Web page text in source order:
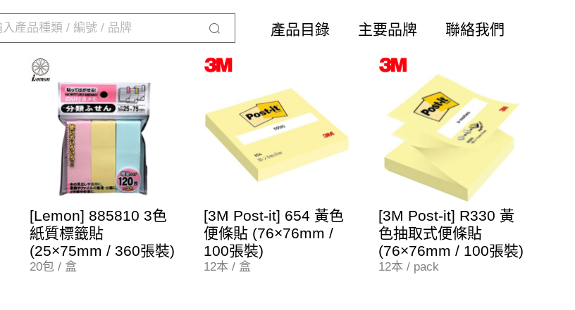
產品目錄 主要品牌 聯絡我們
[Lemon] 885810 3色
紙質標籤貼
(25×75mm / 360張裝)
20包 / 盒
[3M Post-it] 654 黃色
便條貼 (76×76mm /
100張裝)
12本 / 盒
[3M Post-it] R330 黃
色抽取式便條貼
(76×76mm / 100張裝)
12本 / pack